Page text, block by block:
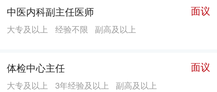
科、胃肠镜检查室及门诊输液室、中心药房、中药房
（断指断肢再植）、创伤外科、小儿矫形骨科、普外科
神经外科（脑外科）、内科、儿科（新生儿科）、妇科
（微创妇科）、产科、老年康复科、脑卒中（神经内
中医内科副主任医师 面议
大专及以上 经验不限 副高及以上
体检中心主任 面议
大专及以上 3年经验及以上 副高及以上